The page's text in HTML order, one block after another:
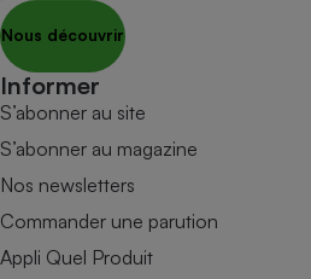
Nous découvrir
Informer
S’abonner au site
S’abonner au magazine
Nos newsletters
Commander une parution
Appli Quel Produit